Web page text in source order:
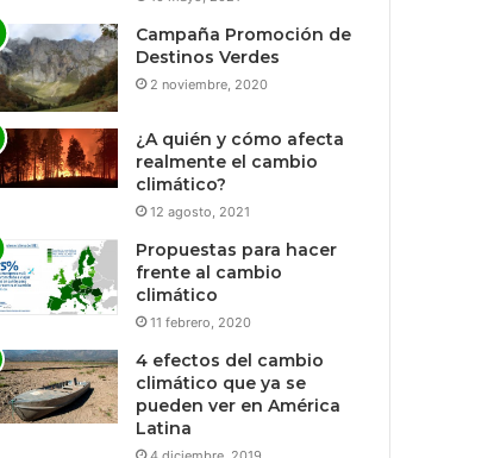
Campaña Promoción de
Destinos Verdes
2 noviembre, 2020
¿A quién y cómo afecta
realmente el cambio
climático?
12 agosto, 2021
Propuestas para hacer
frente al cambio
climático
11 febrero, 2020
4 efectos del cambio
climático que ya se
pueden ver en América
Latina